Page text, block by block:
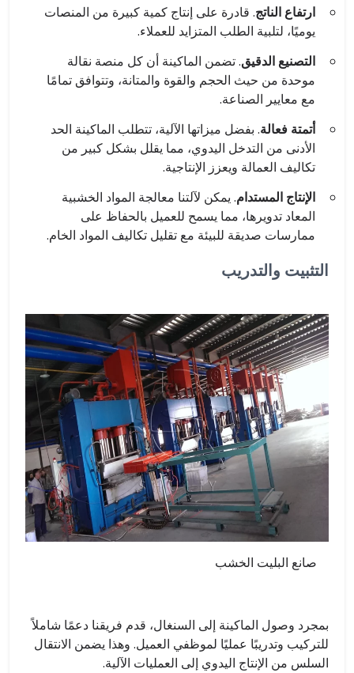
ارتفاع الناتج. قادرة على إنتاج كمية كبيرة من المنصات
يوميًا، لتلبية الطلب المتزايد للعملاء.
التصنيع الدقيق. تضمن الماكينة أن كل منصة نقالة
موحدة من حيث الحجم والقوة والمتانة، وتتوافق تمامًا
مع معايير الصناعة.
أتمتة فعالة. بفضل ميزاتها الآلية، تتطلب الماكينة الحد
الأدنى من التدخل اليدوي، مما يقلل بشكل كبير من
تكاليف العمالة ويعزز الإنتاجية.
الإنتاج المستدام. يمكن لآلتنا معالجة المواد الخشبية
المعاد تدويرها، مما يسمح للعميل بالحفاظ على
ممارسات صديقة للبيئة مع تقليل تكاليف المواد الخام.
التثبيت والتدريب
صانع البليت الخشب
بمجرد وصول الماكينة إلى السنغال، قدم فريقنا دعمًا شاملاً
للتركيب وتدريبًا عمليًا لموظفي العميل. وهذا يضمن الانتقال
السلس من الإنتاج اليدوي إلى العمليات الآلية.